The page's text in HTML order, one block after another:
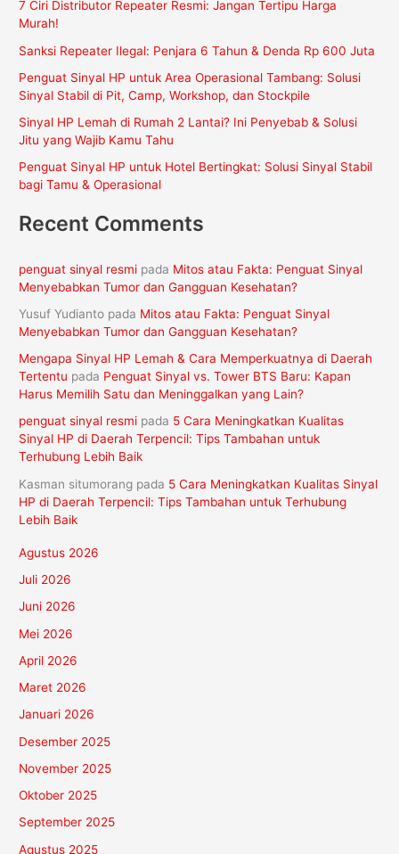
u
t
u
k
:
7 Ciri Distributor Repeater Resmi: Jangan Tertipu Harga
Murah!
Sanksi Repeater Ilegal: Penjara 6 Tahun & Denda Rp 600 Juta
Penguat Sinyal HP untuk Area Operasional Tambang: Solusi
Sinyal Stabil di Pit, Camp, Workshop, dan Stockpile
Sinyal HP Lemah di Rumah 2 Lantai? Ini Penyebab & Solusi
Jitu yang Wajib Kamu Tahu
Penguat Sinyal HP untuk Hotel Bertingkat: Solusi Sinyal Stabil
bagi Tamu & Operasional
Recent Comments
penguat sinyal resmi pada Mitos atau Fakta: Penguat Sinyal
Menyebabkan Tumor dan Gangguan Kesehatan?
Yusuf Yudianto pada Mitos atau Fakta: Penguat Sinyal
Menyebabkan Tumor dan Gangguan Kesehatan?
Mengapa Sinyal HP Lemah & Cara Memperkuatnya di Daerah
Tertentu pada Penguat Sinyal vs. Tower BTS Baru: Kapan
Harus Memilih Satu dan Meninggalkan yang Lain?
penguat sinyal resmi pada 5 Cara Meningkatkan Kualitas
Sinyal HP di Daerah Terpencil: Tips Tambahan untuk
Terhubung Lebih Baik
Kasman situmorang pada 5 Cara Meningkatkan Kualitas Sinyal
HP di Daerah Terpencil: Tips Tambahan untuk Terhubung
Lebih Baik
Agustus 2026
Juli 2026
Juni 2026
Mei 2026
April 2026
Maret 2026
Januari 2026
Desember 2025
November 2025
Oktober 2025
September 2025
Agustus 2025